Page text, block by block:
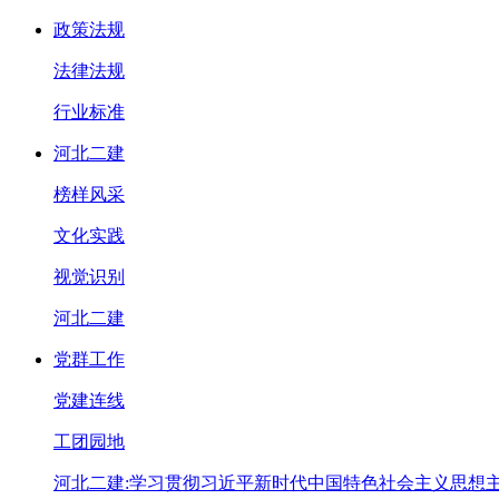
政策法规
法律法规
行业标准
河北二建
榜样风采
文化实践
视觉识别
河北二建
党群工作
党建连线
工团园地
河北二建:学习贯彻习近平新时代中国特色社会主义思想